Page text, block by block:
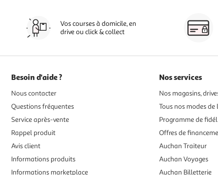
Vos courses à domicile, en
drive ou click & collect
Besoin d'aide ?
Nous contacter
Questions fréquentes
Service après-vente
Rappel produit
Avis client
Informations produits
Informations marketplace
Nos services
Nos magasins,
Tous nos modes
Programme de
Offres de
Auchan Traiteur
Auchan Voyages
Auchan Billetterie